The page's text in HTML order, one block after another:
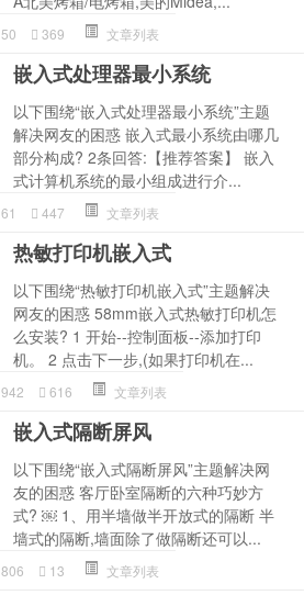
50 369 文章列表
嵌入式处理器最小系统
以下围绕“嵌入式处理器最小系统”主题
解决网友的困惑 嵌入式最小系统由哪几
部分构成? 2条回答:【推荐答案】 嵌入
式计算机系统的最小组成进行介...
61 447 文章列表
热敏打印机嵌入式
以下围绕“热敏打印机嵌入式”主题解决
网友的困惑 58mm嵌入式热敏打印机怎
么安装? 1 开始--控制面板--添加打印
机。 2 点击下一步,(如果打印机在...
942 616 文章列表
嵌入式隔断屏风
以下围绕“嵌入式隔断屏风”主题解决网
友的困惑 客厅卧室隔断的六种巧妙方
式? ￼ 1、用半墙做半开放式的隔断 半
墙式的隔断,墙面除了做隔断还可以...
806 13 文章列表